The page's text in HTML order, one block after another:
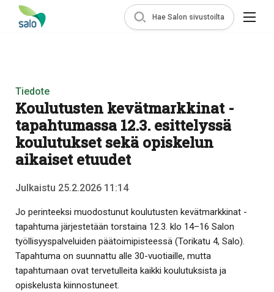
Hae Salon sivustoilta
Tiedote
Koulutusten kevätmarkkinat -
tapahtumassa 12.3. esittelyssä
koulutukset sekä opiskelun
aikaiset etuudet
Julkaistu 25.2.2026 11:14
Jo perinteeksi muodostunut koulutusten kevätmarkkinat -
tapahtuma järjestetään torstaina 12.3. klo 14–16 Salon
työllisyyspalveluiden päätoimipisteessä (Torikatu 4, Salo).
Tapahtuma on suunnattu alle 30-vuotiaille, mutta
tapahtumaan ovat tervetulleita kaikki koulutuksista ja
opiskelusta kiinnostuneet.